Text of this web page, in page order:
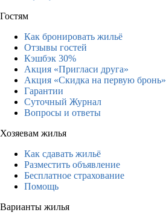
Гостям
Как бронировать жильё
Отзывы гостей
Кэшбэк 30%
Акция «Пригласи друга»
Акция «Скидка на первую бронь»
Гарантии
Суточный Журнал
Вопросы и ответы
Хозяевам жилья
Как сдавать жильё
Разместить объявление
Бесплатное страхование
Помощь
Варианты жилья